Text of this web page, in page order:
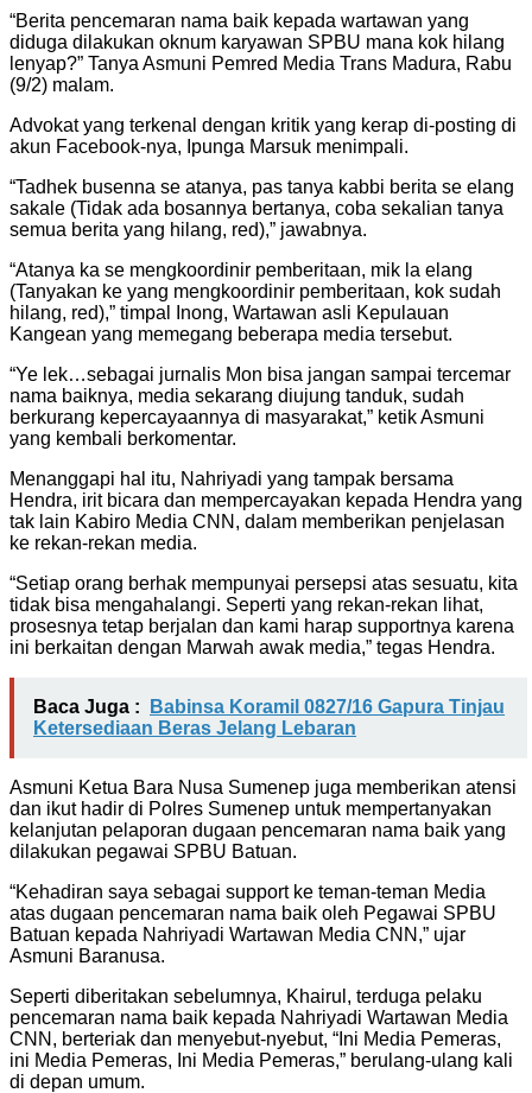
“Berita pencemaran nama baik kepada wartawan yang
diduga dilakukan oknum karyawan SPBU mana kok hilang
lenyap?” Tanya Asmuni Pemred Media Trans Madura, Rabu
(9/2) malam.
Advokat yang terkenal dengan kritik yang kerap di-posting di
akun Facebook-nya, Ipunga Marsuk menimpali.
“Tadhek busenna se atanya, pas tanya kabbi berita se elang
sakale (Tidak ada bosannya bertanya, coba sekalian tanya
semua berita yang hilang, red),” jawabnya.
“Atanya ka se mengkoordinir pemberitaan, mik la elang
(Tanyakan ke yang mengkoordinir pemberitaan, kok sudah
hilang, red),” timpal Inong, Wartawan asli Kepulauan
Kangean yang memegang beberapa media tersebut.
“Ye lek…sebagai jurnalis Mon bisa jangan sampai tercemar
nama baiknya, media sekarang diujung tanduk, sudah
berkurang kepercayaannya di masyarakat,” ketik Asmuni
yang kembali berkomentar.
Menanggapi hal itu, Nahriyadi yang tampak bersama
Hendra, irit bicara dan mempercayakan kepada Hendra yang
tak lain Kabiro Media CNN, dalam memberikan penjelasan
ke rekan-rekan media.
“Setiap orang berhak mempunyai persepsi atas sesuatu, kita
tidak bisa mengahalangi. Seperti yang rekan-rekan lihat,
prosesnya tetap berjalan dan kami harap supportnya karena
ini berkaitan dengan Marwah awak media,” tegas Hendra.
Baca Juga :
Babinsa Koramil 0827/16 Gapura Tinjau
Ketersediaan Beras Jelang Lebaran
Asmuni Ketua Bara Nusa Sumenep juga memberikan atensi
dan ikut hadir di Polres Sumenep untuk mempertanyakan
kelanjutan pelaporan dugaan pencemaran nama baik yang
dilakukan pegawai SPBU Batuan.
“Kehadiran saya sebagai support ke teman-teman Media
atas dugaan pencemaran nama baik oleh Pegawai SPBU
Batuan kepada Nahriyadi Wartawan Media CNN,” ujar
Asmuni Baranusa.
Seperti diberitakan sebelumnya, Khairul, terduga pelaku
pencemaran nama baik kepada Nahriyadi Wartawan Media
CNN, berteriak dan menyebut-nyebut, “Ini Media Pemeras,
ini Media Pemeras, Ini Media Pemeras,” berulang-ulang kali
di depan umum.